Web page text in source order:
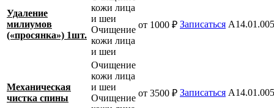
Удаление
милиумов
(«просянка») 1шт.
кожи лица
и шеи
Очищение
кожи лица
и шеи
от 1000 ₽ Записаться A14.01.005
Механическая
чистка спины
Очищение
кожи лица
и шеи
Очищение от 3500 ₽ Записаться A14.01.005